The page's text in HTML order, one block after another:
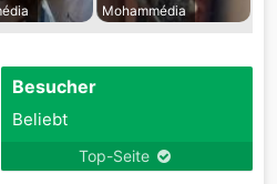
Mohammédia
Besucher
Beliebt
Top-Seite